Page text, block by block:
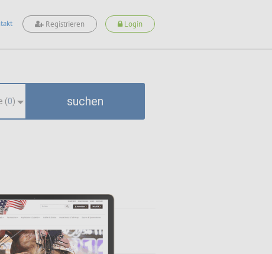
Registrieren Login
(0) suchen